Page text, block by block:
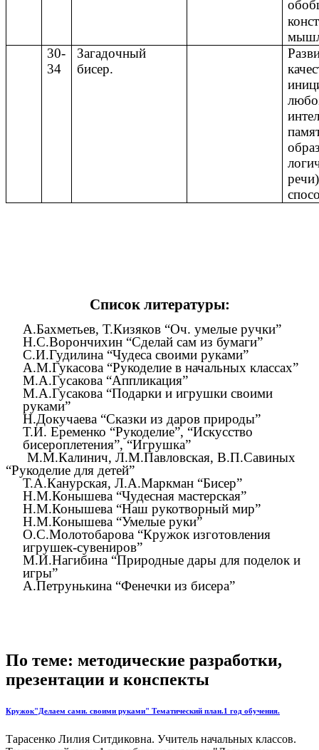
30-
34
Загадочный
бисер.
Список литературы:
А.Бахметьев, Т.Кизяков “Оч. умелые ручки”
Н.С.Ворончихин “Сделай сам из бумаги”
С.И.Гудилина “Чудеса своими руками”
А.М.Гукасова “Рукоделие в начальных классах”
М.А.Гусакова “Аппликация”
М.А.Гусакова “Подарки и игрушки своими
руками”
Н.Докучаева “Сказки из даров природы”
Т.И. Еременко “Рукоделие”, “Искусство
бисероплетения”, “Игрушка”
М.М.Калинич, Л.М.Павловская, В.П.Савиных
“Рукоделие для детей”
Т.А.Канурская, Л.А.Маркман “Бисер”
Н.М.Конышева “Чудесная мастерская”
Н.М.Конышева “Наш рукотворный мир”
Н.М.Конышева “Умелые руки”
О.С.Молотобарова “Кружок изготовления
игрушек-сувениров”
М.И.Нагибина “Природные дары для поделок и
игры”
А.Петрунькина “Фенечки из бисера”
По теме: методические разработки,
презентации и конспекты
Кружок"Делаем сами. своими руками" Тематический план.1 год обучения.
Тарасенко Лилия Ситдиковна. Учитель начальных классов.